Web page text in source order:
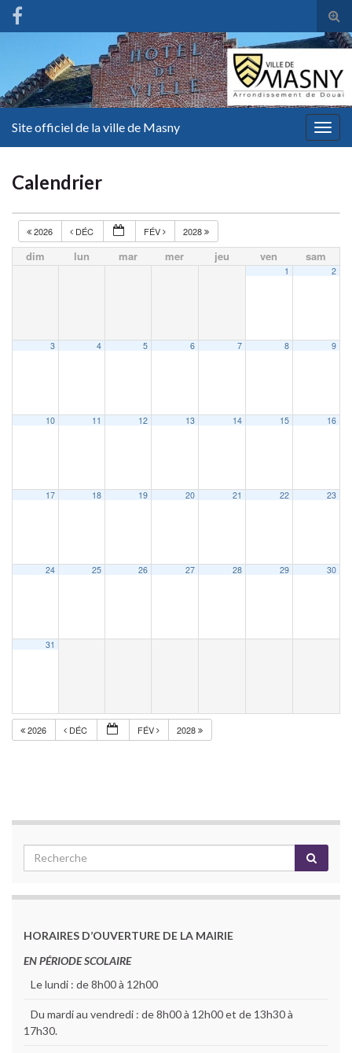
Site officiel de la ville de Masny
Calendrier
2026 DÉC FÉV 2028
dim lun mar mer jeu ven sam
1 2
3 4 5 6 7 8 9
10 11 12 13 14 15 16
17 18 19 20 21 22 23
24 25 26 27 28 29 30
31
2026 DÉC FÉV 2028
HORAIRES D’OUVERTURE DE LA MAIRIE
EN PÉRIODE SCOLAIRE
Le lundi : de 8h00 à 12h00
Du mardi au vendredi : de 8h00 à 12h00 et de 13h30 à
17h30.